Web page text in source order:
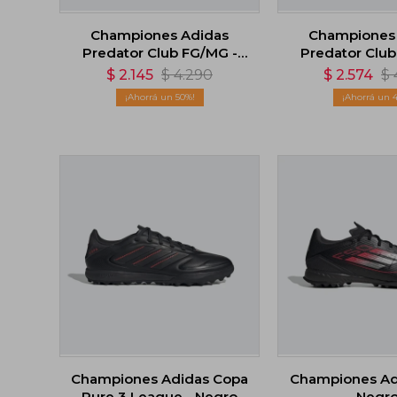
Championes Adidas
Predator Club FG/MG -
Blanco
$ 2.145 $ 4.290
50
Predator Club
$ 2.574 $
Championes Adidas Copa
Championes